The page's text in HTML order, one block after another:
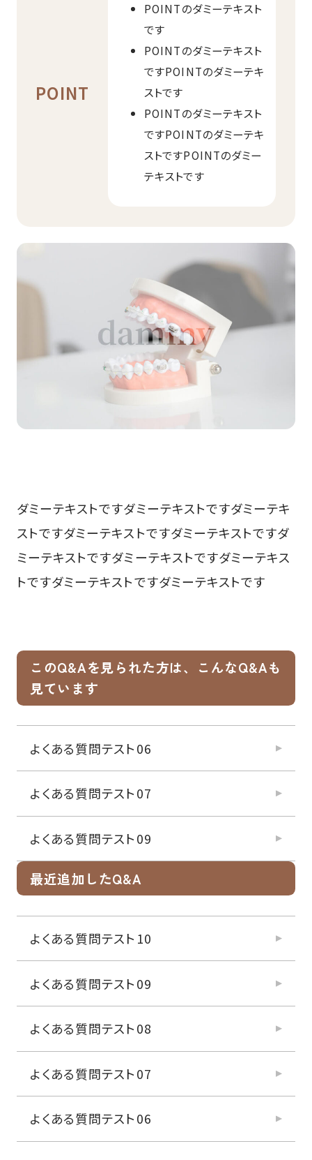
POINT
POINTのダミーテキスト
です
POINTのダミーテキスト
ですPOINTのダミーテキ
ストです
POINTのダミーテキスト
ですPOINTのダミーテキ
ストですPOINTのダミー
テキストです
ダミーテキストですダミーテキストですダミーテキ
ストですダミーテキストですダミーテキストですダ
ミーテキストですダミーテキストですダミーテキス
トですダミーテキストですダミーテキストです
このQ&Aを見られた方は、こんなQ&Aも
見ています
よくある質問テスト06
よくある質問テスト07
よくある質問テスト09
最近追加したQ&A
よくある質問テスト10
よくある質問テスト09
よくある質問テスト08
よくある質問テスト07
よくある質問テスト06